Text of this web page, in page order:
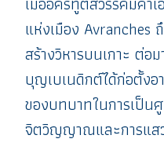
แห่งเมือง Avranches
สร้างวิหารบนเกาะ ต่อ
บุญเบเนดิกต์ได้ก่อตั้งอ
ของบทบาทในการเป็น
จิตวิญญาณและการแ